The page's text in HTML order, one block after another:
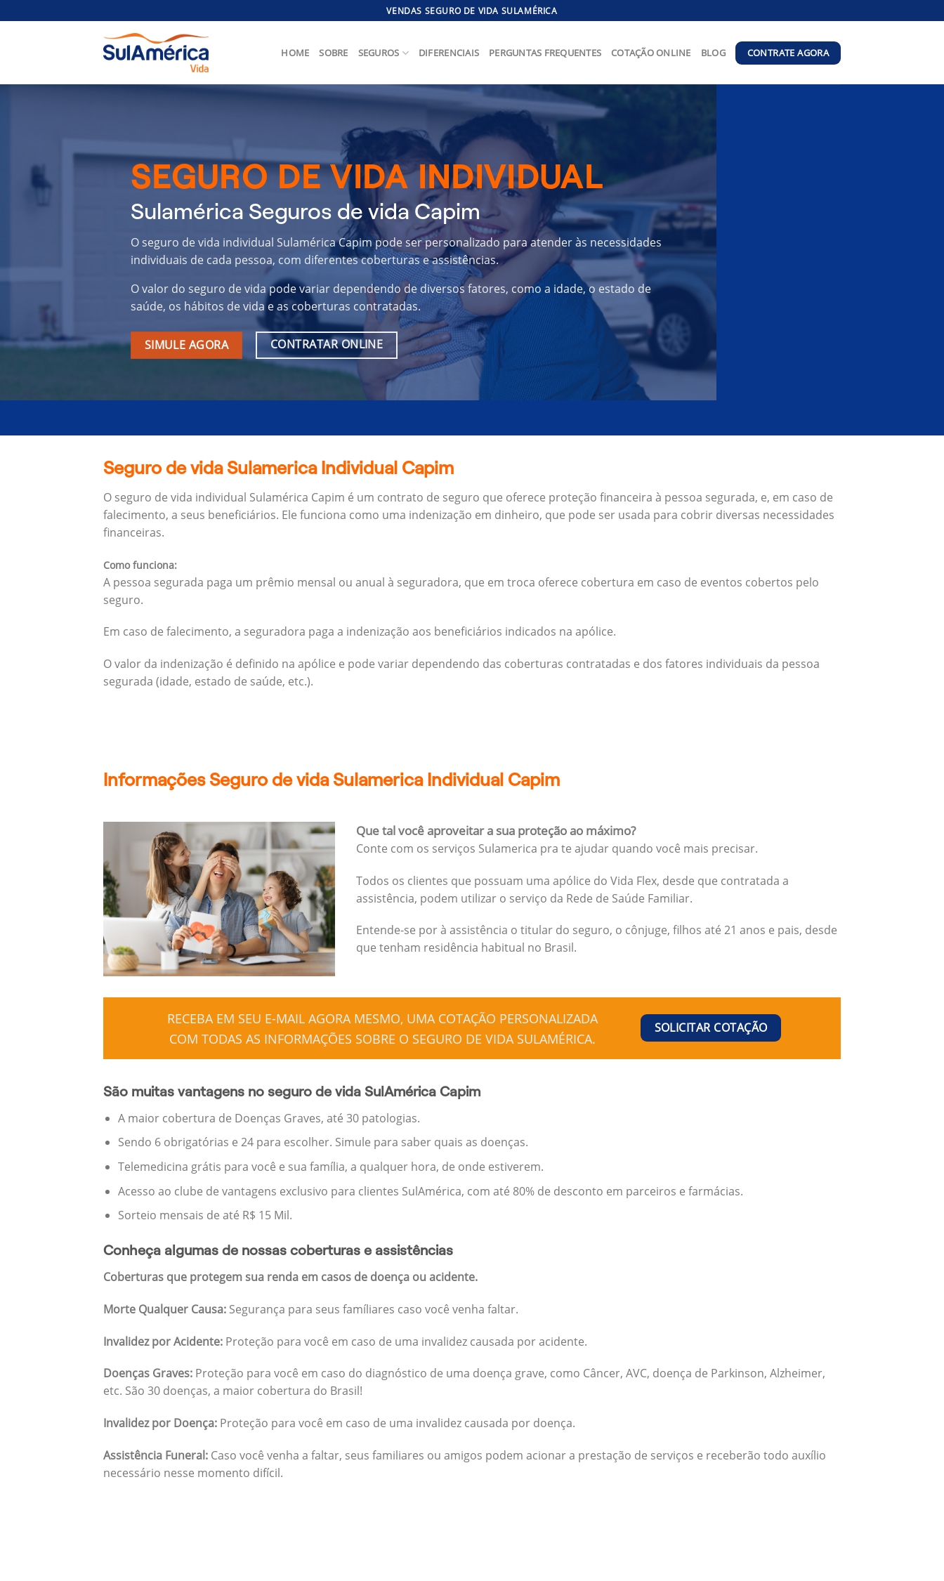
to
VENDAS SEGURO DE VIDA SULAMÉRICA
HOME SOBRE SEGUROS DIFERENCIAIS PERGUNTAS FREQUENTES COTAÇÃO ONLINE BLOG CONTRATE AGORA
SEGURO DE VIDA INDIVIDUAL
Sulamérica Seguros de vida Capim
O seguro de vida individual Sulamérica Capim pode ser personalizado para atender às necessidades
individuais de cada pessoa, com diferentes coberturas e assistências.
O valor do seguro de vida pode variar dependendo de diversos fatores, como a idade, o estado de
saúde, os hábitos de vida e as coberturas contratadas.
SIMULE AGORA CONTRATAR ONLINE
Seguro de vida Sulamerica Individual Capim
O seguro de vida individual Sulamérica Capim é um contrato de seguro que oferece proteção financeira à pessoa segurada, e, em caso de
falecimento, a seus beneficiários. Ele funciona como uma indenização em dinheiro, que pode ser usada para cobrir diversas necessidades
financeiras.
Como funciona:
A pessoa segurada paga um prêmio mensal ou anual à seguradora, que em troca oferece cobertura em caso de eventos cobertos pelo
seguro.
Em caso de falecimento, a seguradora paga a indenização aos beneficiários indicados na apólice.
O valor da indenização é definido na apólice e pode variar dependendo das coberturas contratadas e dos fatores individuais da pessoa
segurada (idade, estado de saúde, etc.).
Informações Seguro de vida Sulamerica Individual Capim
Que tal você aproveitar a sua proteção ao máximo?
Conte com os serviços Sulamerica pra te ajudar quando você mais precisar.
Todos os clientes que possuam uma apólice do Vida Flex, desde que contratada a
assistência, podem utilizar o serviço da Rede de Saúde Familiar.
Entende-se por à assistência o titular do seguro, o cônjuge, filhos até 21 anos e pais, desde
que tenham residência habitual no Brasil.
RECEBA EM SEU E-MAIL AGORA MESMO, UMA COTAÇÃO PERSONALIZADA
COM TODAS AS INFORMAÇÕES SOBRE O SEGURO DE VIDA SULAMÉRICA.
SOLICITAR COTAÇÃO
São muitas vantagens no seguro de vida SulAmérica Capim
A maior cobertura de Doenças Graves, até 30 patologias.
Sendo 6 obrigatórias e 24 para escolher. Simule para saber quais as doenças.
Telemedicina grátis para você e sua família, a qualquer hora, de onde estiverem.
Acesso ao clube de vantagens exclusivo para clientes SulAmérica, com até 80% de desconto em parceiros e farmácias.
Sorteio mensais de até R$ 15 Mil.
Conheça algumas de nossas coberturas e assistências
Coberturas que protegem sua renda em casos de doença ou acidente.
Morte Qualquer Causa: Segurança para seus famíliares caso você venha faltar.
Invalidez por Acidente: Proteção para você em caso de uma invalidez causada por acidente.
Doenças Graves: Proteção para você em caso do diagnóstico de uma doença grave, como Câncer, AVC, doença de Parkinson, Alzheimer,
etc. São 30 doenças, a maior cobertura do Brasil!
Invalidez por Doença: Proteção para você em caso de uma invalidez causada por doença.
Assistência Funeral: Caso você venha a faltar, seus familiares ou amigos podem acionar a prestação de serviços e receberão todo auxílio
necessário nesse momento difícil.